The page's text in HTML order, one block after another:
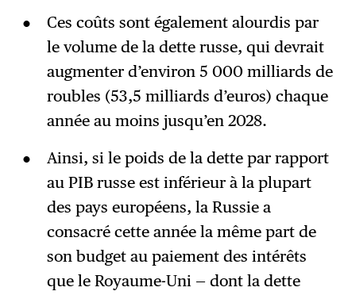
Ces coûts sont également alourdis par
le volume de la dette russe, qui devrait
augmenter d’environ 5 000 milliards de
roubles (53,5 milliards d’euros) chaque
année au moins jusqu’en 2028.
Ainsi, si le poids de la dette par rapport
au PIB russe est inférieur à la plupart
des pays européens, la Russie a
consacré cette année la même part de
son budget au paiement des intérêts
que le Royaume-Uni — dont la dette